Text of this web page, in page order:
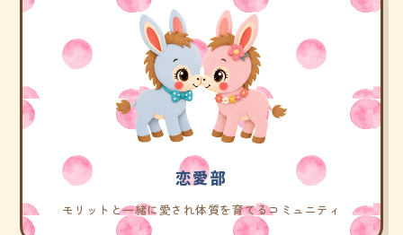
恋愛部
モリットと一緒に愛され体質を育てるコミュニティ